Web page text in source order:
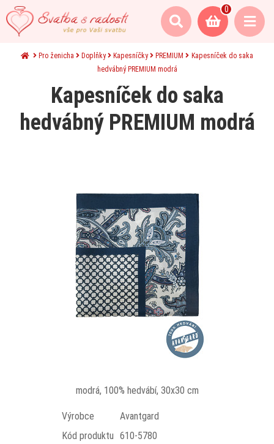
0
Pro ženicha Doplňky Kapesníčky PREMIUM
Kapesníček do saka
hedvábný PREMIUM modrá
Kapesníček do saka
hedvábný PREMIUM modrá
modrá, 100% hedvábí, 30x30 cm
Výrobce
Avantgard
Kód produktu 610-5780